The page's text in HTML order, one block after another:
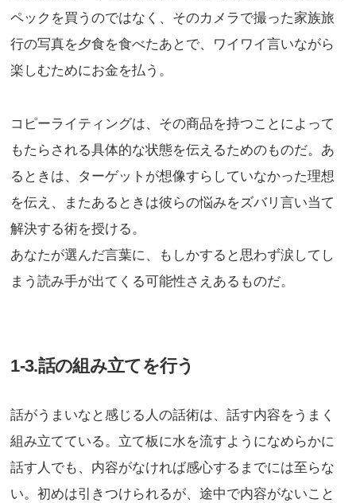
ペックを買うのではなく、そのカメラで撮った家族旅
行の写真を夕食を食べたあとで、ワイワイ言いながら
楽しむためにお金を払う。
コピーライティングは、その商品を持つことによって
もたらされる具体的な状態を伝えるためのものだ。あ
るときは、ターゲットが想像すらしていなかった理想
を伝え、またあるときは彼らの悩みをズバリ言い当て
解決する術を授ける。
あなたが選んだ言葉に、もしかすると思わず涙してし
まう読み手が出てくる可能性さえあるものだ。
1-3.話の組み立てを行う
話がうまいなと感じる人の話術は、話す内容をうまく
組み立てている。立て板に水を流すようになめらかに
話す人でも、内容がなければ感心するまでには至らな
い。初めは引きつけられるが、途中で内容がないこと